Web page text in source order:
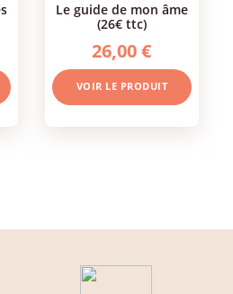
le guide de mon âme
(26€ ttc)
26,00 €
VOIR LE PRODUIT